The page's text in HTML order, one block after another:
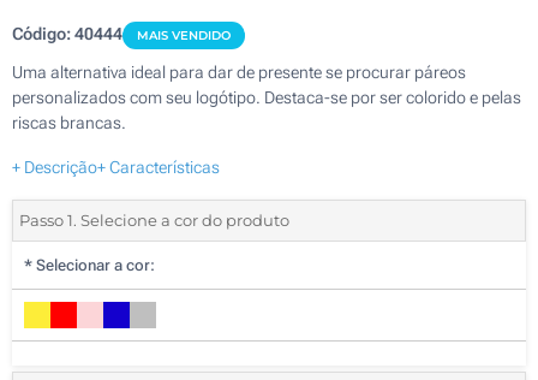
Código:40444 MAIS VENDIDO
Uma alternativa ideal para dar de presente se procurar páreos
personalizados com seu logótipo. Destaca-se por ser colorido e pelas
riscas brancas.
+ Descrição+ Características
Passo 1. Selecione a cor do produto
* Selecionar a cor: